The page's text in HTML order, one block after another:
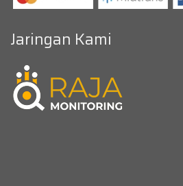
Jaringan Kami